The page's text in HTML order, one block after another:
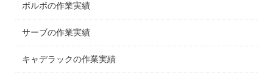
ボルボの作業実績
サーブの作業実績
キャデラックの作業実績